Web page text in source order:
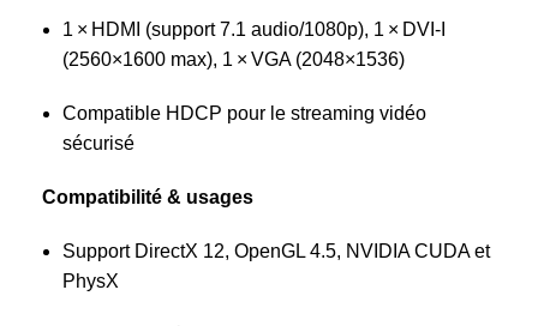
1 × HDMI (support 7.1 audio/1080p), 1 × DVI‑I
(2560×1600 max), 1 × VGA (2048×1536)
Compatible HDCP pour le streaming vidéo
sécurisé
Compatibilité & usages
Support DirectX 12, OpenGL 4.5, NVIDIA CUDA et
PhysX